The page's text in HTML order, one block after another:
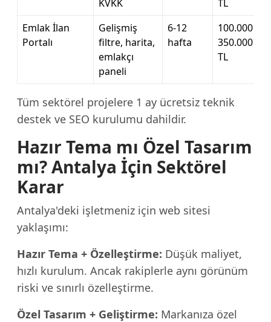
KVKK
TL
Emlak İlan
Portalı
Gelişmiş
filtre, harita,
emlakçı
paneli
6-12
hafta
100.000 –
350.000
TL
Tüm sektörel projelere 1 ay ücretsiz teknik
destek ve SEO kurulumu dahildir.
Hazır Tema mı Özel Tasarım
mı? Antalya İçin Sektörel
Karar
Antalya'deki işletmeniz için web sitesi
yaklaşımı:
Hazır Tema + Özelleştirme: Düşük maliyet,
hızlı kurulum. Ancak rakiplerle aynı görünüm
riski ve sınırlı özelleştirme.
Özel Tasarım + Geliştirme: Markanıza özel